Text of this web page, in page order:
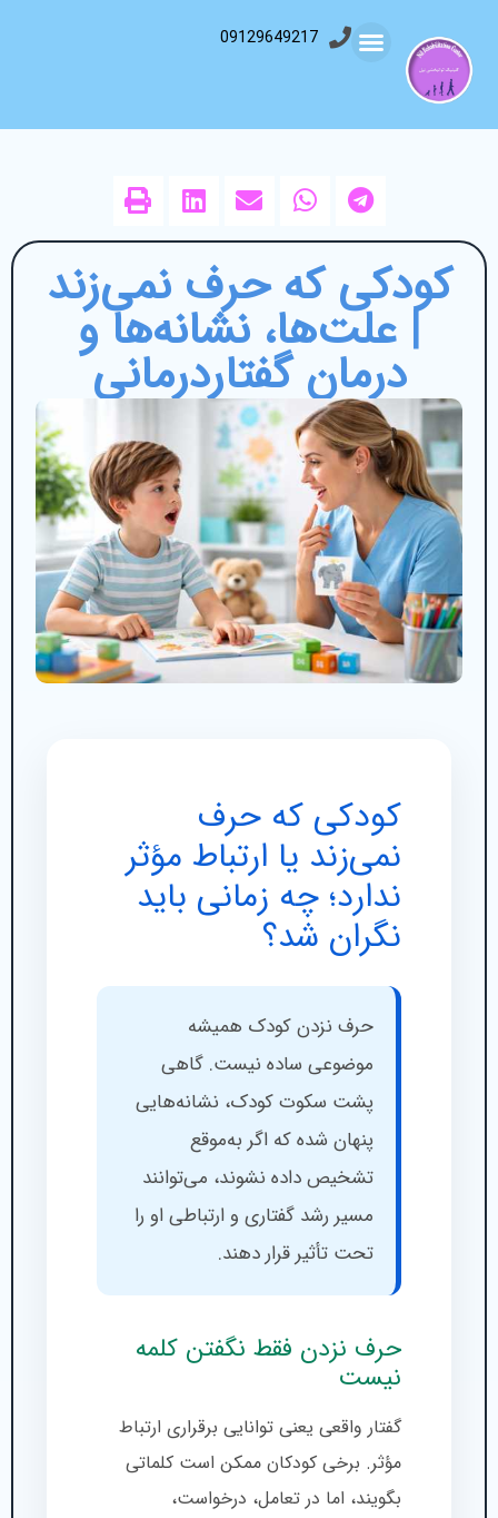
09129649217
کودکی که حرف نمی‌زند
| علت‌ها، نشانه‌ها و
درمان گفتاردرمانی
کودکی که حرف
نمی‌زند یا ارتباط مؤثر
ندارد؛ چه زمانی باید
نگران شد؟
حرف نزدن کودک همیشه
موضوعی ساده نیست. گاهی
پشت سکوت کودک، نشانه‌هایی
پنهان شده که اگر به‌موقع
تشخیص داده نشوند، می‌توانند
مسیر رشد گفتاری و ارتباطی او را
تحت تأثیر قرار دهند.
حرف نزدن فقط نگفتن کلمه
نیست
گفتار واقعی یعنی توانایی برقراری ارتباط
مؤثر. برخی کودکان ممکن است کلماتی
بگویند، اما در تعامل، درخواست،